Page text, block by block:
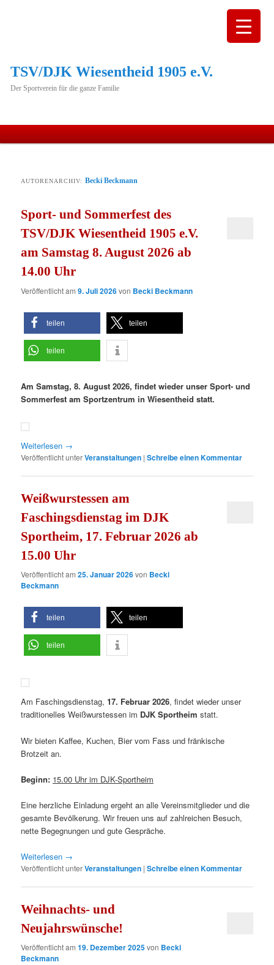
TSV/DJK Wiesentheid 1905 e.V.
Der Sportverein für die ganze Familie
springen
springen
AUTORENARCHIV:Becki Beckmann
Sport- und Sommerfest des
TSV/DJK Wiesentheid 1905 e.V.
am Samstag 8. August 2026 ab
14.00 Uhr
Veröffentlicht am9. Juli 2026von Becki Beckmann
teilen teilen
teilen
Am Samstag, 8. August 2026, findet wieder unser Sport- und
Sommerfest am Sportzentrum in Wiesentheid statt.
Weiterlesen →
Veröffentlicht unterVeranstaltungen |Schreibe einen Kommentar
Weißwurstessen am
Faschingsdienstag im DJK
Sportheim, 17. Februar 2026 ab
15.00 Uhr
Veröffentlicht am25. Januar 2026von Becki
Beckmann
teilen teilen
teilen
Am Faschingsdienstag,17. Februar 2026, findet wieder unser
traditionelles Weißwurstessen im DJK Sportheim statt.
Wir bieten Kaffee, Kuchen, Bier vom Fass und fränkische
Brotzeit an.
Beginn: 15.00 Uhr im DJK-Sportheim
Eine herzliche Einladung ergeht an alle Vereinsmitglieder und die
gesamte Bevölkerung. Wir freuen uns auf zahlreichen Besuch,
nette Begegnungen und gute Gespräche.
Weiterlesen →
Veröffentlicht unterVeranstaltungen |Schreibe einen Kommentar
Weihnachts- und
Neujahrswünsche!
Veröffentlicht am19. Dezember 2025von Becki
Beckmann